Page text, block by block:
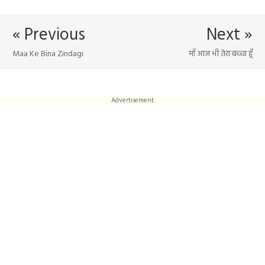
Next »
माँ आज भी तेरा बच्चा हूँ
« Previous
Maa Ke Bina Zindagi
Advertisement